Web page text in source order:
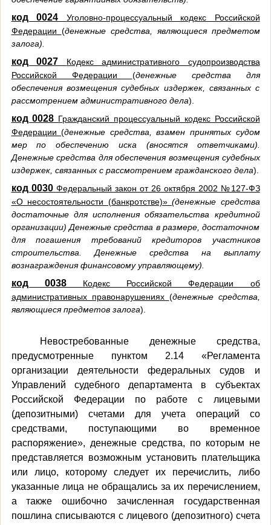
код 0024 Уголовно-процессуальный кодекс Российской
Федерации (денежные средства, являющиеся предметом
залога).
код 0027
Кодекс административного судопроизводства
Российской Федерации (денежные средства для
обеспечения возмещения судебных издержек, связанных с
рассмотрением административного дела).
код 0028 Гражданский процессуальный кодекс Российской
Федерации(денежные средства, взамен принятых судом
мер по обеспечению иска (вносятся ответчиками).
Денежные средства для обеспечения возмещения судебных
издержек, связанных с рассмотрением гражданского дела).
код 0030 Федеральный закон от 26 октября 2002 №127-ФЗ
«О несостоятельности (банкротстве)» (денежные средства
достаточные для исполнения обязательства кредитной
организации) Денежные средства в размере, достаточном
для погашения требований кредиторов участников
строительства. Денежные средства на выплату
вознаграждения финансовому управляющему).
код 0038 Кодекс Российской Федерации об
административных правонарушениях (денежные средства,
являющиеся предметов залога).
Невостребованные денежные средства,
предусмотренные пунктом 2.14 «Регламента
организации деятельности федеральных судов и
Управлений судебного департамента в субъектах
Российской Федерации по работе с лицевыми
(депозитными) счетами для учета операций со
средствами, поступающими во временное
распоряжение», денежные средства, по которым не
представляется возможным установить плательщика
или лицо, которому следует их перечислить, либо
указанные лица не обращались за их перечислением,
а также ошибочно зачисленная государственная
пошлина списываются с лицевого (депозитного) счета